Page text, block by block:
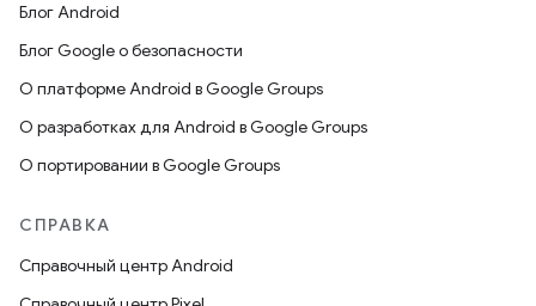
Блог Android
Блог Google о безопасности
О платформе Android в Google Groups
О разработках для Android в Google Groups
О портировании в Google Groups
СПРАВКА
Справочный центр Android